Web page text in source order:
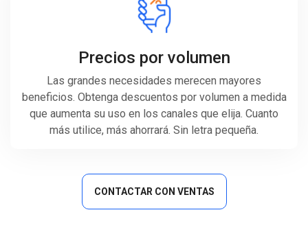
Precios por volumen
Las grandes necesidades merecen mayores
beneficios. Obtenga descuentos por volumen a medida
que aumenta su uso en los canales que elija. Cuanto
más utilice, más ahorrará. Sin letra pequeña.
CONTACTAR CON VENTAS